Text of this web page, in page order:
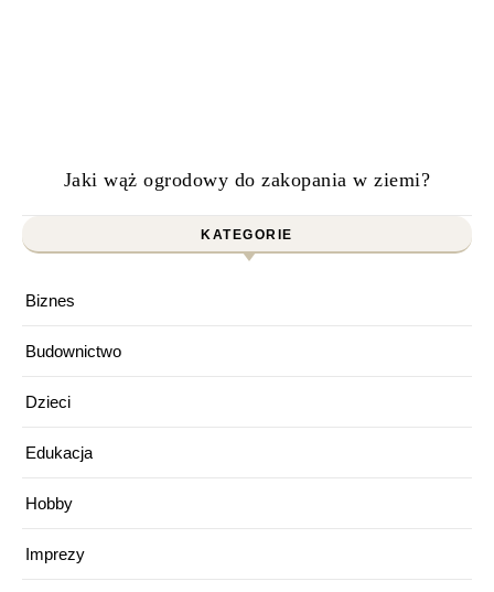
Jaki wąż ogrodowy do zakopania w ziemi?
KATEGORIE
Biznes
Budownictwo
Dzieci
Edukacja
Hobby
Imprezy